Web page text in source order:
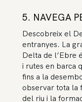
5. NAVEGA
Descobreix el
entranyes. La
Delta de l’Ebre
i rutes en barca
fins a la
observar tota la
del riu i la